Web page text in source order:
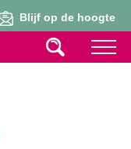
Blijf op de hoogte